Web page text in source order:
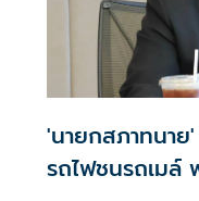
'นายกสภาทนาย'
รถไฟชนรถเมล์